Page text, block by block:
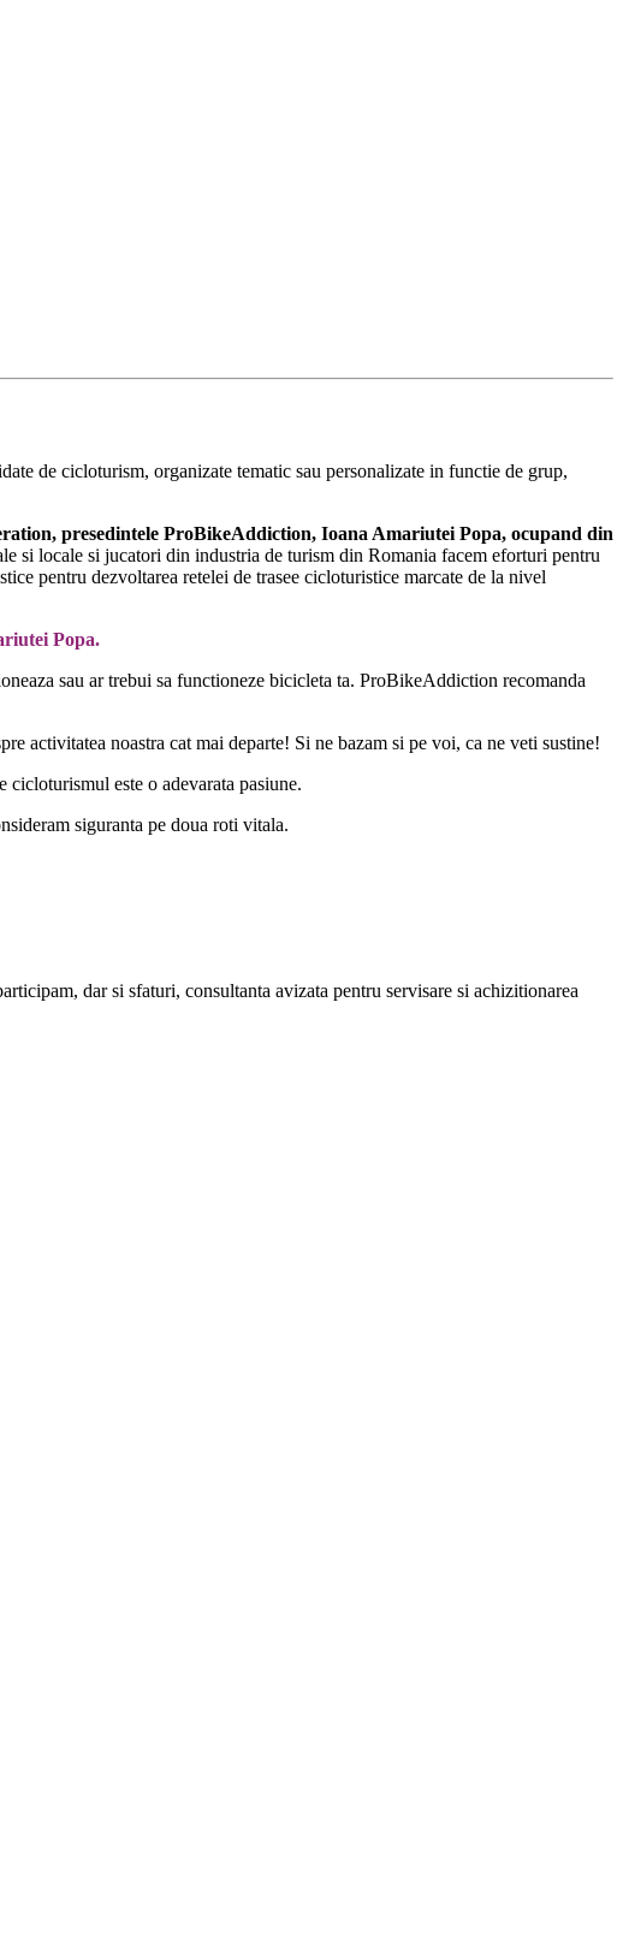
de cicloturism, organizate tematic sau personalizate in functie de grup,
presedintele ProBikeAddiction, Ioana Amariutei Popa, ocupand din
si locale si jucatori din industria de turism din Romania facem eforturi pentru
pentru dezvoltarea retelei de trasee cicloturistice marcate de la nivel
Popa.
sau ar trebui sa functioneze bicicleta ta. ProBikeAddiction recomanda
activitatea noastra cat mai departe! Si ne bazam si pe voi, ca ne veti sustine!
cicloturismul este o adevarata pasiune.
siguranta pe doua roti vitala.
dar si sfaturi, consultanta avizata pentru servisare si achizitionarea